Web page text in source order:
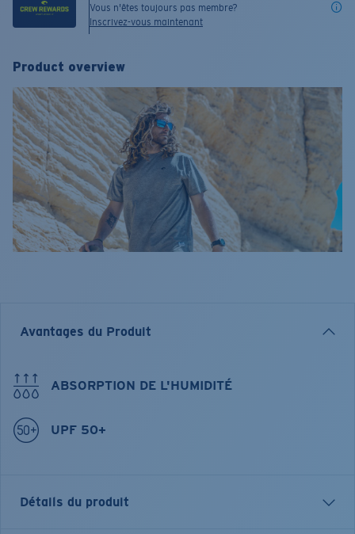
Vous n'êtes toujours pas membre?
Inscrivez-vous maintenant
Product overview
Avantages du Produit
ABSORPTION DE L'HUMIDITÉ
UPF 50+
Détails du produit